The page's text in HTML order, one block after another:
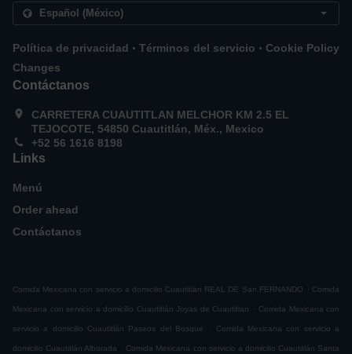
Política de privacidad . Términos del servicio . Cookie Policy
Changes
Contáctanos
CARRETERA CUAUTITLAN MELCHOR KM 2.5 EL
TEJOCOTE, 54850 Cuautitlán, Méx., Mexico
+52 56 1616 8198
Links
Menú
Order ahead
Contáctanos
Comida Mexicana con servicio a domicilio Cuautitlán REAL DE San FERNANDO . Comida
Mexicana con servicio a domicilio Cuautitlán Joyas de Cuautitlan . Comida Mexicana con
servicio a domicilio Cuautitlán Paseos del Bosque . Comida Mexicana con servicio a
domicilio Cuautitlán Alborada . Comida Mexicana con servicio a domicilio Cuautitlán Santa